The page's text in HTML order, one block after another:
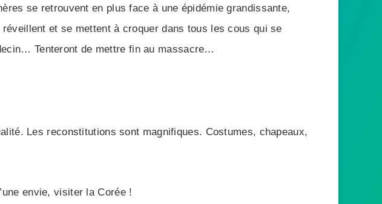
se retrouvent en plus face à une épidémie grandissante,
et se mettent à croquer dans tous les cous qui se
Tenteront de mettre fin au massacre…
Les reconstitutions sont magnifiques. Costumes, chapeaux,
envie, visiter la Corée !